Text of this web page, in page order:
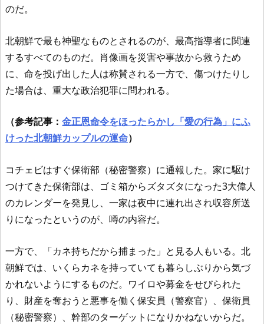
のだ。
北朝鮮で最も神聖なものとされるのが、最高指導者に関連
するすべてのものだ。肖像画を災害や事故から救うため
に、命を投げ出した人は称賛される一方で、傷つけたりし
た場合は、重大な政治犯罪に問われる。
（参考記事： 金正恩命令をほったらかし「愛の行為」にふ
けった北朝鮮カップルの運命）
コチェビはすぐ保衛部（秘密警察）に通報した。家に駆け
つけてきた保衛部は、ゴミ箱からズタズタになった3大偉人
のカレンダーを発見し、一家は夜中に連れ出され収容所送
りになったというのが、噂の内容だ。
一方で、「カネ持ちだから捕まった」と見る人もいる。北
朝鮮では、いくらカネを持っていても暮らしぶりから気づ
かれないようにするものだ。ワイロや募金をせびられた
り、財産を奪おうと悪事を働く保安員（警察官）、保衛員
（秘密警察）、幹部のターゲットになりかねないからだ。